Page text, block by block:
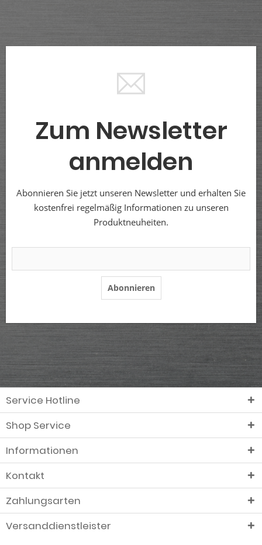
Zum Newsletter
anmelden
Abonnieren Sie jetzt unseren Newsletter und erhalten Sie
kostenfrei regelmäßig Informationen zu unseren
Produktneuheiten.
Abonnieren
Service Hotline
Shop Service
Informationen
Kontakt
Zahlungsarten
Versanddienstleister